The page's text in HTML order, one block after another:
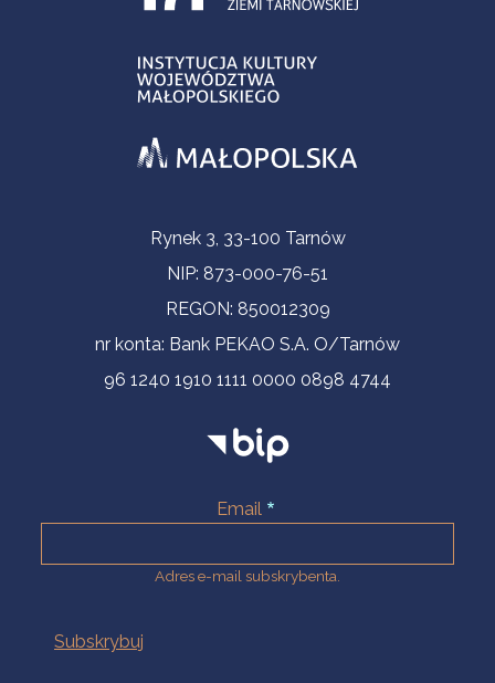
Informacje kontaktoweRynek 3, 33-100 Tarnów
NIP: 873-000-76-51
REGON: 850012309
nr konta: Bank PEKAO S.A. O/Tarnów
96 1240 1910 1111 0000 0898 4744
Email
Adres e-mail subskrybenta.